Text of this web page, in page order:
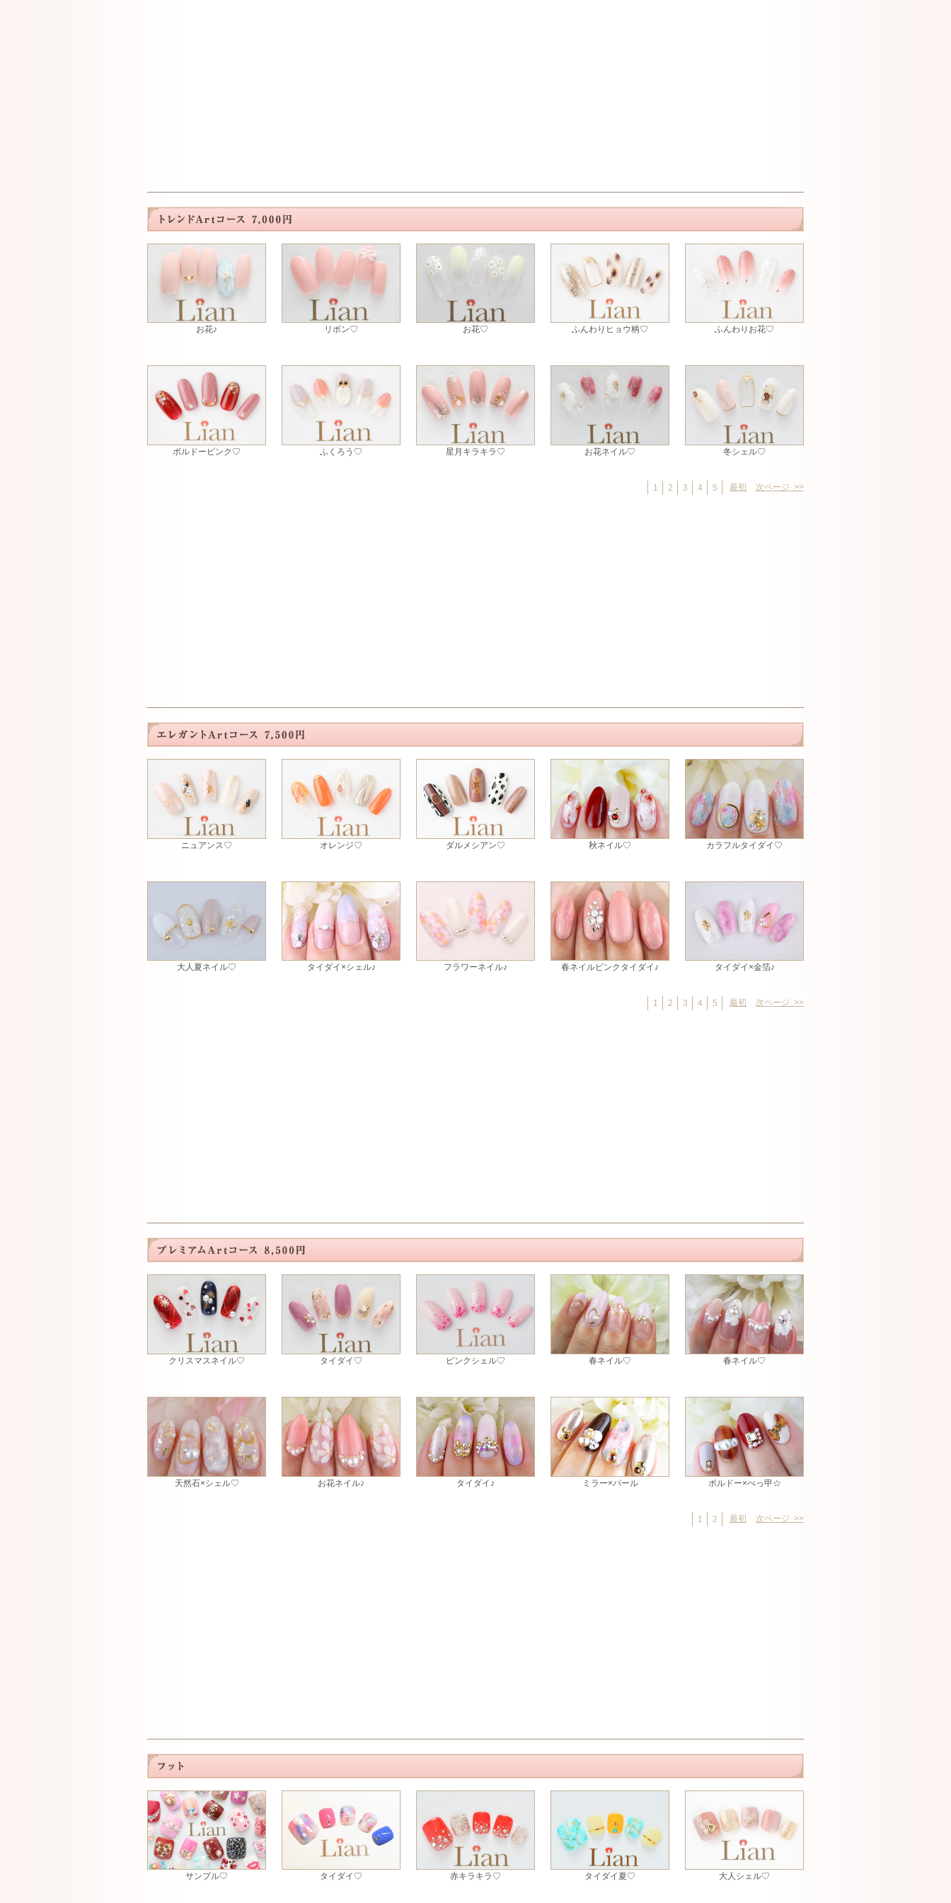
お花♪ リボン♡ お花♡ ふんわりヒョウ柄♡ ふんわりお花♡
ボルドーピンク♡ ふくろう♡ 星月キラキラ♡ お花ネイル♡ 冬シェル♡
最初 次ページ >>
1 2 3 4 5
ニュアンス♡ オレンジ♡ ダルメシアン♡ 秋ネイル♡ カラフルタイダイ♡
大人夏ネイル♡ タイダイ×シェル♪ フラワーネイル♪ 春ネイルピンクタイダイ♪ タイダイ×金箔♪
最初 次ページ >>
1 2 3 4 5
クリスマスネイル♡ タイダイ♡ ピンクシェル♡ 春ネイル♡ 春ネイル♡
天然石×シェル♡ お花ネイル♪ タイダイ♪ ミラー×パール ボルドー×べっ甲☆
最初 次ページ >>
1 2
サンプル♡ タイダイ♡ 赤キラキラ♡ タイダイ夏♡ 大人シェル♡